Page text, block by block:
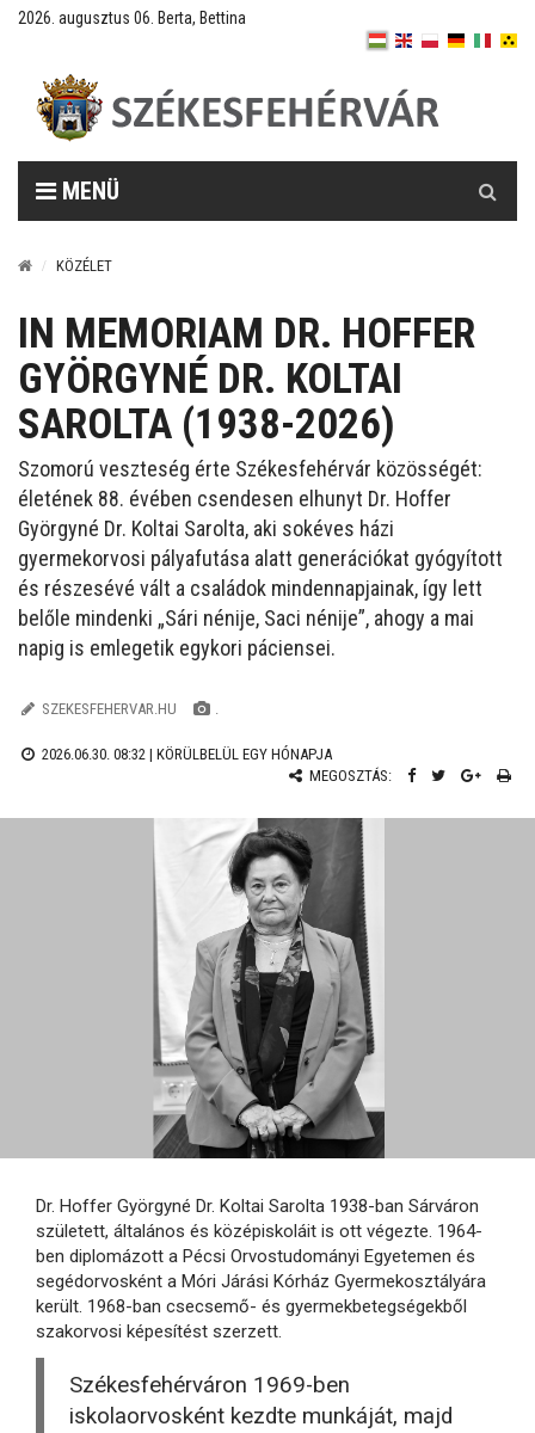
2026. augusztus 06. Berta, Bettina
MENÜ
KÖZÉLET
IN MEMORIAM DR. HOFFER
GYÖRGYNÉ DR. KOLTAI
SAROLTA (1938-2026)
Szomorú veszteség érte Székesfehérvár közösségét:
életének 88. évében csendesen elhunyt Dr. Hoffer
Györgyné Dr. Koltai Sarolta, aki sokéves házi
gyermekorvosi pályafutása alatt generációkat gyógyított
és részesévé vált a családok mindennapjainak, így lett
belőle mindenki „Sári nénije, Saci nénije”, ahogy a mai
napig is emlegetik egykori páciensei.
SZEKESFEHERVAR.HU .
2026.06.30. 08:32 | KÖRÜLBELÜL EGY HÓNAPJA
MEGOSZTÁS:
Dr. Hoffer Györgyné Dr. Koltai Sarolta 1938-ban Sárváron
született, általános és középiskoláit is ott végezte. 1964-
ben diplomázott a Pécsi Orvostudományi Egyetemen és
segédorvosként a Móri Járási Kórház Gyermekosztályára
került. 1968-ban csecsemő- és gyermekbetegségekből
szakorvosi képesítést szerzett.
Székesfehérváron 1969-ben
iskolaorvosként kezdte munkáját, majd